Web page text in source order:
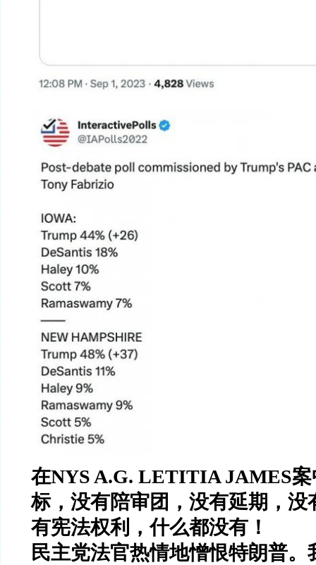
在NYS A.G. LETITIA JAMES
标，没有陪审团，没有延期，没
有宪法权利，什么都没有！
民主党法官热情地憎恨特朗普。